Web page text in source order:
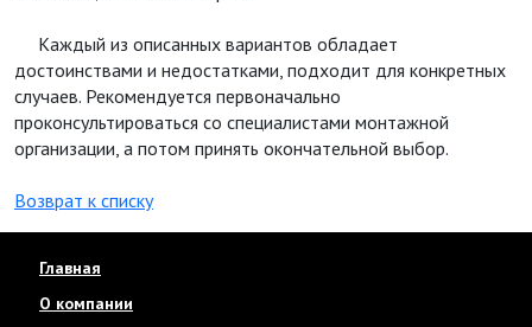
Каждый из описанных вариантов обладает
достоинствами и недостатками, подходит для конкретных
случаев. Рекомендуется первоначально
проконсультироваться со специалистами монтажной
организации, а потом принять окончательной выбор.
Возврат к списку
Главная
О компании